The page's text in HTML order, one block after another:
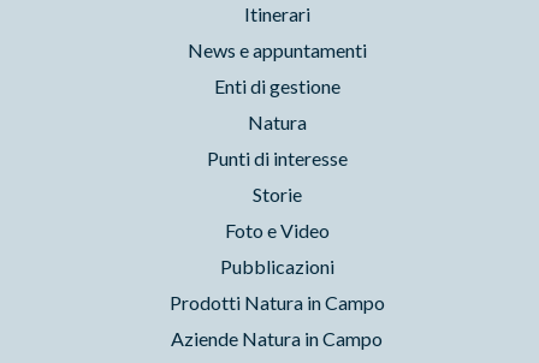
Itinerari
News e appuntamenti
Enti di gestione
Natura
Punti di interesse
Storie
Foto e Video
Pubblicazioni
Prodotti Natura in Campo
Aziende Natura in Campo